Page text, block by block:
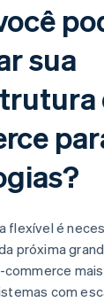
sua
flexível é
próxima
com